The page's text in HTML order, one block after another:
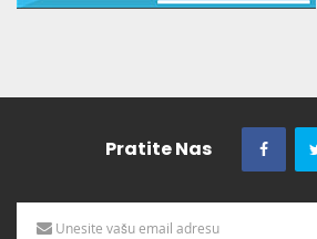
Pratite Nas